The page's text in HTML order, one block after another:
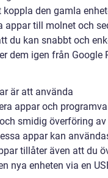
den gamla
appar till molnet och
du kan snabbt och
dem igen från Google
är att använda
appar och
smidig överföring
appar kan
tillåter även att du
nya enheten via en